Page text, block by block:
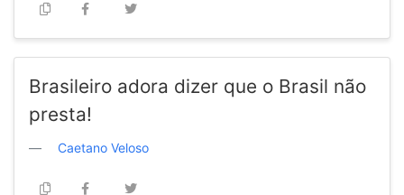
Brasileiro adora dizer que o Brasil não
presta!
Caetano Veloso